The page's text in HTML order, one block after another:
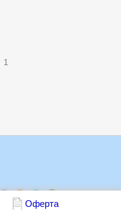
1
Оферта